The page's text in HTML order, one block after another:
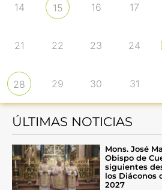
14 15 16 17
21 22 23 24
28 29 30 31
ÚLTIMAS NOTICIAS
Mons. José
Obispo de
siguientes
los Diáconos
2027